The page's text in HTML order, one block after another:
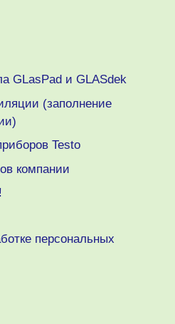
GLasPad и GLASdek
(заполнение
Testo
компании
персональных